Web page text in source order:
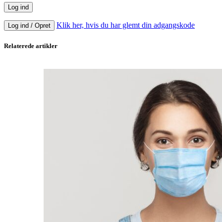
Log ind / Opret Klik her, hvis du har glemt din adgangskode
Relaterede artikler